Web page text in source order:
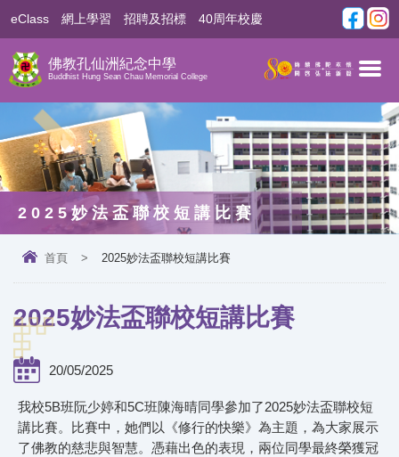
佛教孔仙洲紀念中學
Buddhist Hung Sean Chau Memorial College
eClass 網上學習 招聘及招標 40周年校慶
2025妙法盃聯校短講比賽
首頁 > 2025妙法盃聯校短講比賽
2025妙法盃聯校短講比賽
20/05/2025
我校5B班阮少婷和5C班陳海晴同學參加了2025妙法盃聯校短
講比賽。比賽中，她們以《修行的快樂》為主題，為大家展示
了佛教的慈悲與智慧。憑藉出色的表現，兩位同學最終榮獲冠